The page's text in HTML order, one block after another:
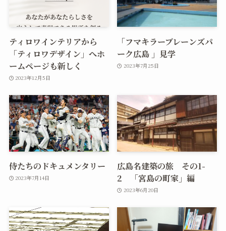
ティロワインテリアから
「ティロワデザイン」へホ
ームページも新しく
2023年12月5日
「フマキラーブレーンズパ
ーク広島 」見学
2023年7月25日
侍たちのドキュメンタリー
2023年7月14日
広島名建築の旅 その1-
2 「宮島の町家」編
2023年6月20日